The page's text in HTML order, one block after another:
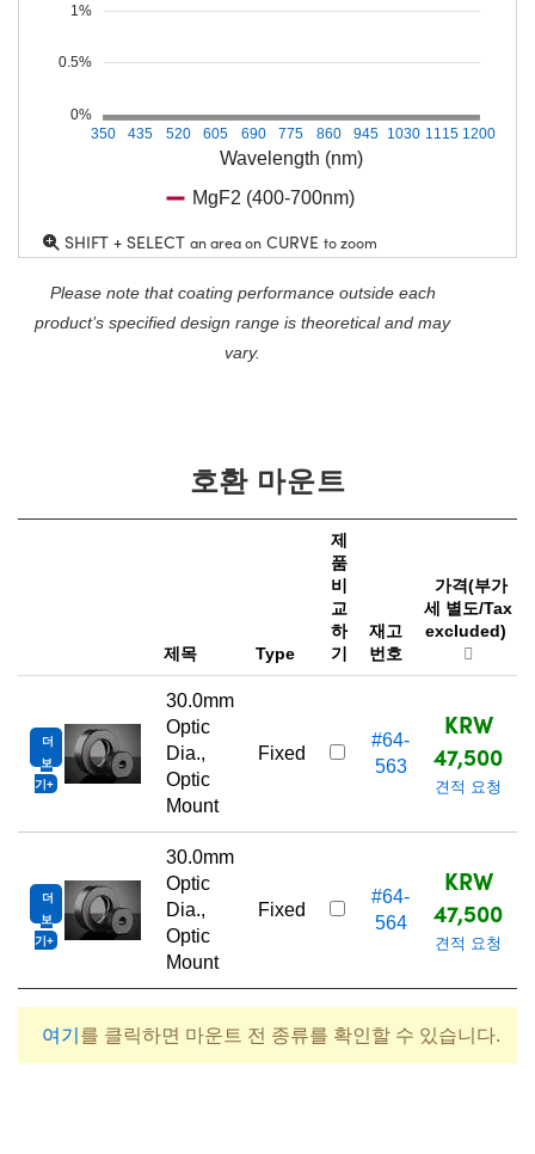
Wavelength (nm)
350 435 520 605 690 775 860 945 1030 1115 1200
0%
0.5%
1%
MgF2 (400-700nm)
SHIFT + SELECT an area on CURVE to zoom
Please note that coating performance outside each
product’s specified design range is theoretical and may
vary.
호환 마운트
제목 Type
제
품
비
교
하
기
재고
번호
가격(부가
세 별도/Tax
excluded)
더
보
기
30.0mm
Optic
Dia.,
Optic
Mount
Fixed
#64-
563
KRW
47,500
견적 요청
더
보
기
30.0mm
Optic
Dia.,
Optic
Mount
Fixed
#64-
564
KRW
47,500
견적 요청
여기 를 클릭하면 마운트 전 종류를 확인할 수 있습니다.